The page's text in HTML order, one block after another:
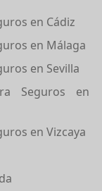
en Cádiz
en Málaga
en Sevilla
Seguros en
en Vizcaya